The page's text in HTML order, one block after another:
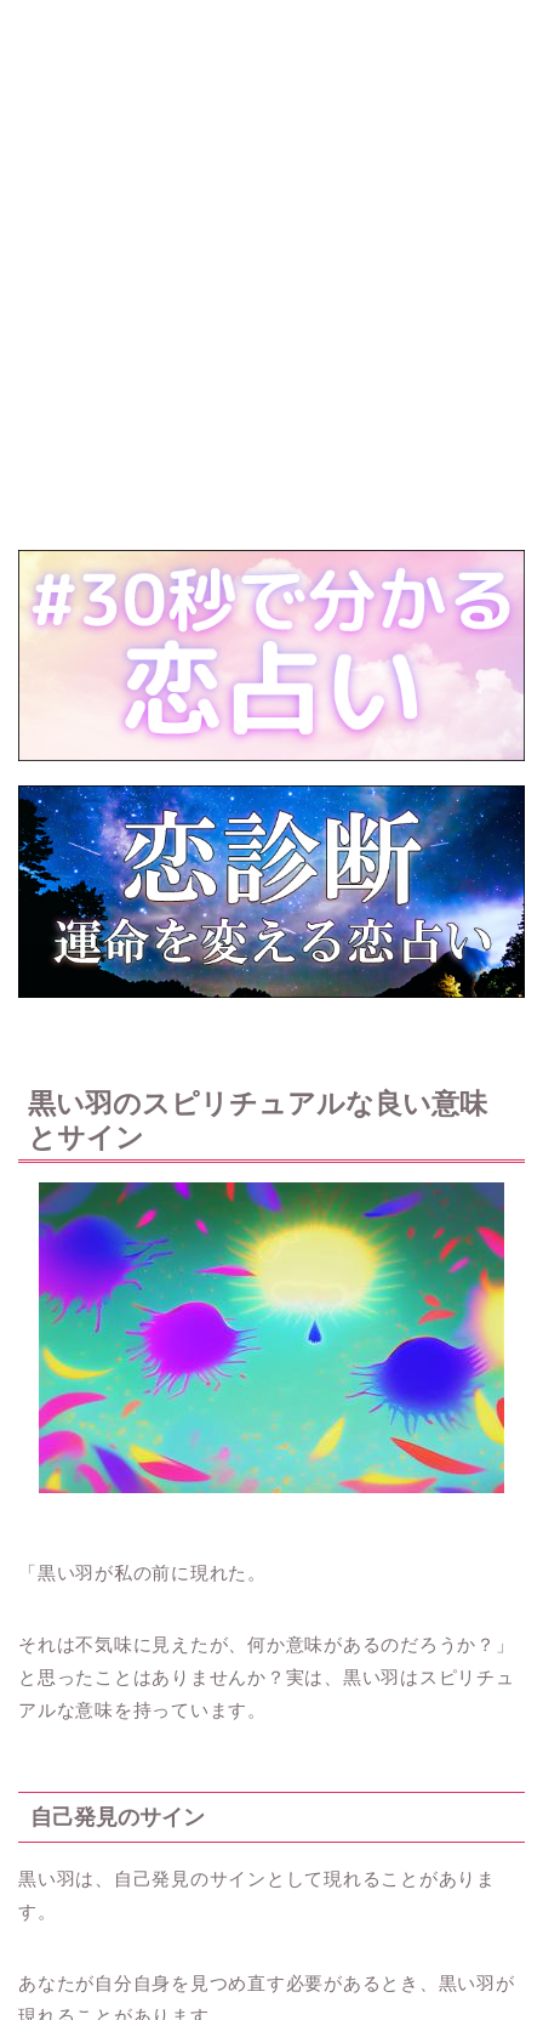
黒い羽のスピリチュアルな良い意味
とサイン
「黒い羽が私の前に現れた。
それは不気味に見えたが、何か意味があるのだろうか？」
と思ったことはありませんか？実は、黒い羽はスピリチュ
アルな意味を持っています。
自己発見のサイン
黒い羽は、自己発見のサインとして現れることがありま
す。
あなたが自分自身を見つめ直す必要があるとき、黒い羽が
現れることがあります。